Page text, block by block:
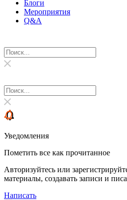
Блоги
Мероприятия
Q&A
Уведомления
Пометить все как прочитанное
Авторизуйтесь или
материалы, создавать записи и
Написать